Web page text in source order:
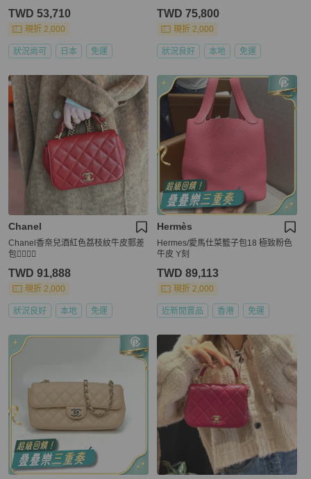
TWD 53,710
現折 2,000
狀況尚可 日本 免運
TWD 75,800
現折 2,000
狀況良好 本地 免運
Chanel
Chanel香奈兒酒紅色荔枝紋牛皮郵差
包👩‍✈️👨‍✈️
TWD 91,888
現折 2,000
狀況良好 本地 免運
Hermès
Hermes/愛馬仕菜籃子包18 極致粉色
牛皮 Y刻
TWD 89,113
現折 2,000
近新閒置品 香港 免運